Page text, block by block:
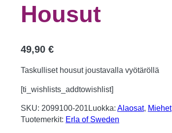
Housut
49,90 €
Taskulliset housut joustavalla vyötäröllä
[ti_wishlists_addtowishlist]
SKU: 2099100-201Luokka: Alaosat, Miehet
Tuotemerkit: Erla of Sweden